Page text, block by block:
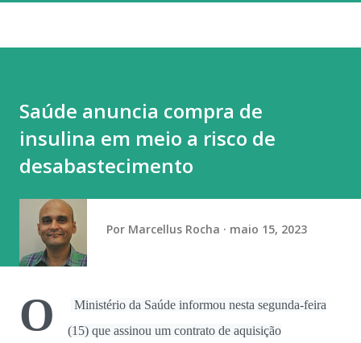
de um levantamento divulgado pela Sociedade Brasileira de
Cirurgia Plástica - Regional Rio de Janeiro (SBCP-RJ) ,
durante a 45ª Jornada Carioca de Cirurgia Plástica. O
da mama e o tratamento de diferentes alterações na
estrutura da mama. O levantamento mostra que, em dez
anos, o SUS aprovou 90.648 cirurgias plásticas ...
Saúde anuncia compra de
insulina em meio a risco de
desabastecimento
Por Marcellus Rocha maio 15, 2023
O
Ministério da Saúde informou nesta segunda-feira
(15) que assinou um contrato de aquisição